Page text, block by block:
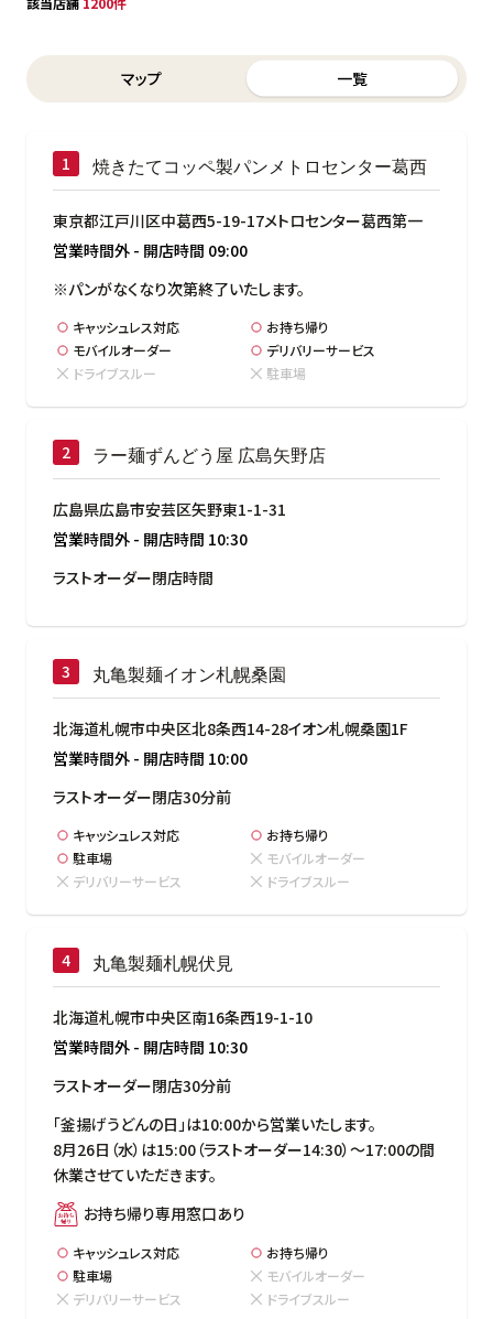
Switch between List and Map view for search results
マップ 一覧
焼きたてコッペ製パンメトロセンター葛西
東京都江戸川区中葛西5-19-17メトロセンター葛西第一
営業時間外 - 開店時間 09:00
※パンがなくなり次第終了いたします。
キャッシュレス対応
お持ち帰り
モバイルオーダー
デリバリーサービス
ドライブスルー
駐車場
ラー麺ずんどう屋 広島矢野店
広島県広島市安芸区矢野東1-1-31
営業時間外 - 開店時間 10:30
ラストオーダー閉店時間
丸亀製麺イオン札幌桑園
北海道札幌市中央区北8条西14-28イオン札幌桑園1F
営業時間外 - 開店時間 10:00
ラストオーダー閉店30分前
キャッシュレス対応
お持ち帰り
駐車場
モバイルオーダー
デリバリーサービス
ドライブスルー
丸亀製麺札幌伏見
北海道札幌市中央区南16条西19-1-10
営業時間外 - 開店時間 10:30
ラストオーダー閉店30分前
「釜揚げうどんの日」は10:00から営業いたします。
8月26日（水）は15:00（ラストオーダー14:30）～17:00の間
休業させていただきます。
お持ち帰り専用窓口あり
キャッシュレス対応
お持ち帰り
駐車場
モバイルオーダー
デリバリーサービス
ドライブスルー